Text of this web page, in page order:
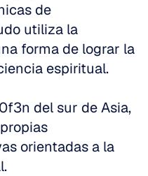
de
utiliza la
forma de lograr la
espiritual.
del sur de Asia,
orientadas a la